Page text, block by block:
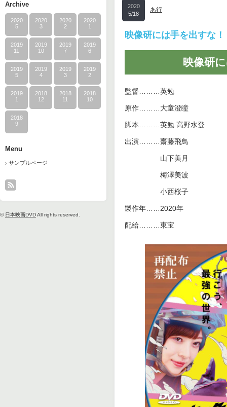
Archive
2020
5
2020
3
2020
2
2020
1
2019
11
2019
10
2019
7
2019
6
2019
5
2019
4
2019
3
2019
2
2019
1
2018
12
2018
11
2018
10
2018
9
Menu
サンプルページ
© 日本映画DVDAll rights reserved.
2020
5/18
あ行
映像研には手を出すな！
映像研
監督………英勉
原作………大童澄瞳
脚本………英勉 高野水登
出演………齋藤飛鳥
山下美月
梅澤美波
小西桜
製作年……2020年
配給………東宝